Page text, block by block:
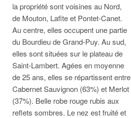
la propriété sont voisines au Nord,
de Mouton, Lafite et Pontet-Canet.
Au centre, elles occupent une partie
du Bourdieu de Grand-Puy. Au sud,
elles sont situées sur le plateau de
Saint-Lambert. Agées en moyenne
de 25 ans, elles se répartissent entre
Cabernet Sauvignon (63%) et Merlot
(37%). Belle robe rouge rubis aux
reflets sombres. Le nez est fruité et